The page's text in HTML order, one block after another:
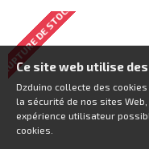
DE STOCK
Ce site web utilise
Dzduino collecte des
la sécurité de nos sites
expérience utilisateur
cookies.